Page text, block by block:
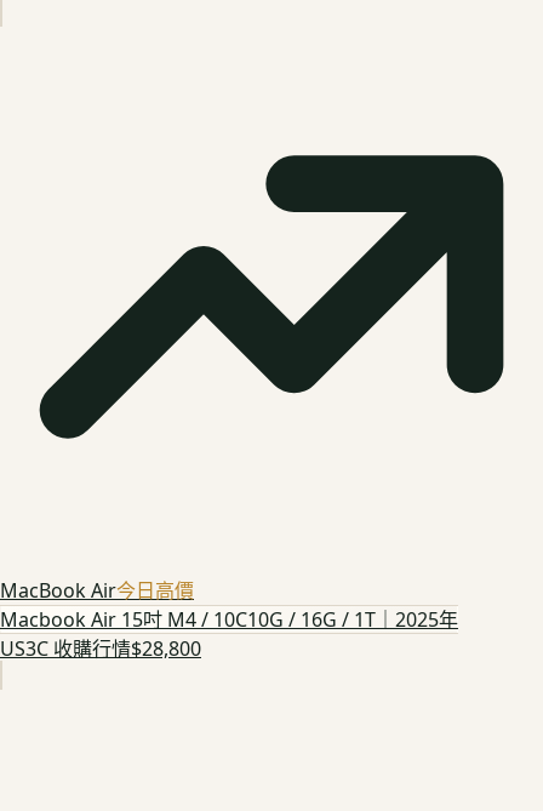
MacBook Air今日高價
Macbook Air 15吋 M4 / 10C10G / 16G / 1T｜2025年
US3C 收購行情$28,800